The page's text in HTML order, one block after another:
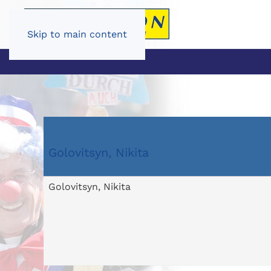
Skip to main content
Golovitsyn, Nikita
Golovitsyn, Nikita